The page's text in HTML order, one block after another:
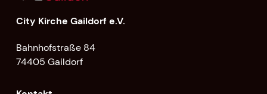
City Kirche Gaildorf e.V.
Bahnhofstraße 84
74405 Gaildorf